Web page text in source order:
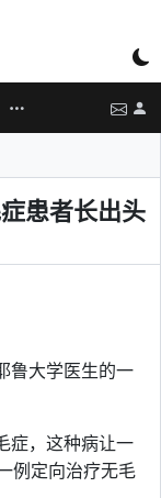
患者长出头
鲁大学医生的一
症，这种病让一
例定向治疗无毛